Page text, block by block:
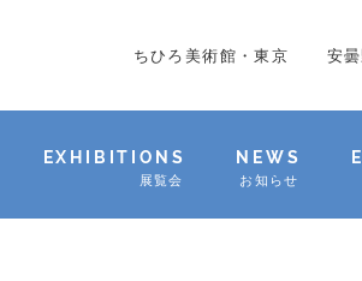
ちひろ美術館・東京 安
EXHIBITIONS
展覧会
NEWS
お知らせ